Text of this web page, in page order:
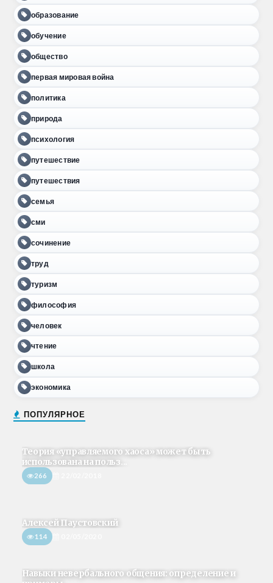
образование
обучение
общество
первая мировая война
политика
природа
психология
путешествие
путешествия
семья
сми
сочинение
труд
туризм
философия
человек
чтение
школа
экономика
ПОПУЛЯРНОЕ
Теория «управляемого хаоса» может быть
использована на польз...
266
Алексей Паустовский
114
Навыки невербального общения: определение и